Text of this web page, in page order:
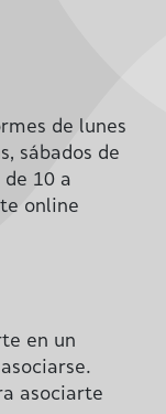
de lunes
sábados de
de 10 a
online
en un
asociarte